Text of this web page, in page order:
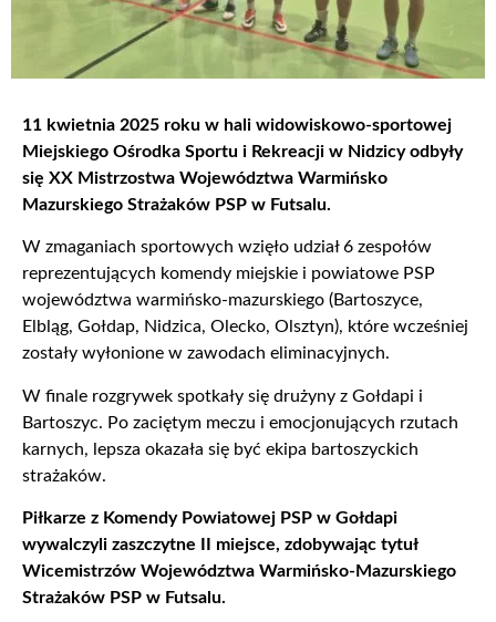
11 kwietnia 2025 roku w hali widowiskowo-sportowej
Miejskiego Ośrodka Sportu i Rekreacji w Nidzicy odbyły
się XX Mistrzostwa Województwa Warmińsko
Mazurskiego Strażaków PSP w Futsalu.
W zmaganiach sportowych wzięło udział 6 zespołów
reprezentujących komendy miejskie i powiatowe PSP
województwa warmińsko-mazurskiego (Bartoszyce,
Elbląg, Gołdap, Nidzica, Olecko, Olsztyn), które wcześniej
zostały wyłonione w zawodach eliminacyjnych.
W finale rozgrywek spotkały się drużyny z Gołdapi i
Bartoszyc. Po zaciętym meczu i emocjonujących rzutach
karnych, lepsza okazała się być ekipa bartoszyckich
strażaków.
Piłkarze z Komendy Powiatowej PSP w Gołdapi
wywalczyli zaszczytne II miejsce, zdobywając tytuł
Wicemistrzów Województwa Warmińsko-Mazurskiego
Strażaków PSP w Futsalu.